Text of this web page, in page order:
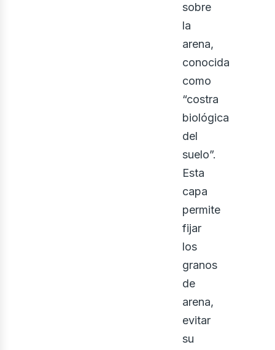
sobre
la
arena,
conocida
como
“costra
biológica
del
suelo”.
Esta
capa
permite
fijar
los
granos
de
arena,
evitar
su